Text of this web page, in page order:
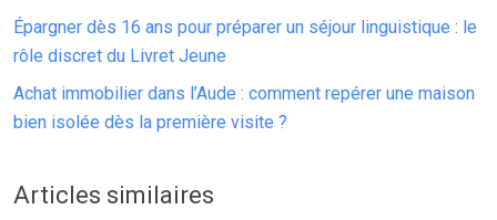
Épargner dès 16 ans pour préparer un séjour linguistique : le
rôle discret du Livret Jeune
Achat immobilier dans l’Aude : comment repérer une maison
bien isolée dès la première visite ?
Articles similaires